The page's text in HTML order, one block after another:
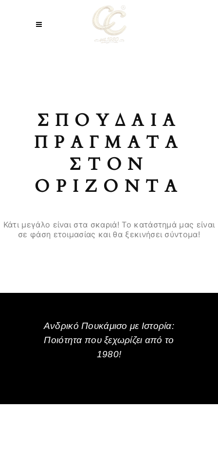
ΣΠΟΥΔΑΊΑ
ΠΡΆΓΜΑΤΑ
ΣΤΟΝ
ΟΡΊΖΟΝΤΑ
Κάτι μεγάλο είναι στα σκαριά! Το κατάστημά μας είναι
σε φάση ετοιμασίας και θα ξεκινήσει σύντομα!
Ανδρικό Πουκάμισο με Ιστορία:
Ποιότητα που ξεχωρίζει από το
1980!